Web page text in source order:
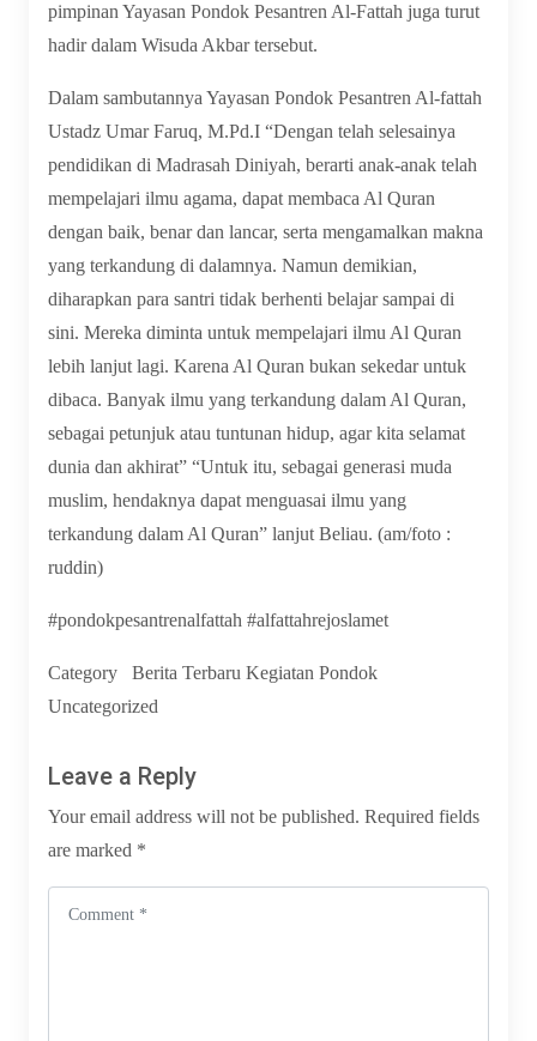
pimpinan Yayasan Pondok Pesantren Al-Fattah juga turut
hadir dalam Wisuda Akbar tersebut.
Dalam sambutannya Yayasan Pondok Pesantren Al-fattah
Ustadz Umar Faruq, M.Pd.I “Dengan telah selesainya
pendidikan di Madrasah Diniyah, berarti anak-anak telah
mempelajari ilmu agama, dapat membaca Al Quran
dengan baik, benar dan lancar, serta mengamalkan makna
yang terkandung di dalamnya. Namun demikian,
diharapkan para santri tidak berhenti belajar sampai di
sini. Mereka diminta untuk mempelajari ilmu Al Quran
lebih lanjut lagi. Karena Al Quran bukan sekedar untuk
dibaca. Banyak ilmu yang terkandung dalam Al Quran,
sebagai petunjuk atau tuntunan hidup, agar kita selamat
dunia dan akhirat” “Untuk itu, sebagai generasi muda
muslim, hendaknya dapat menguasai ilmu yang
terkandung dalam Al Quran” lanjut Beliau. (am/foto :
ruddin)
#pondokpesantrenalfattah #alfattahrejoslamet
Category Berita Terbaru Kegiatan Pondok
Uncategorized
Leave a Reply
Your email address will not be published. Required fields
are marked *